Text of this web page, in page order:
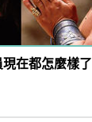
在都怎麼樣